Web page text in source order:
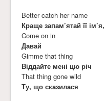
Better catch her name
Краще запам’ятай її ім’я,
Come on in
Давай
Gimme that thing
Віддайте мені цю річ
That thing gone wild
Ту, що сказилася